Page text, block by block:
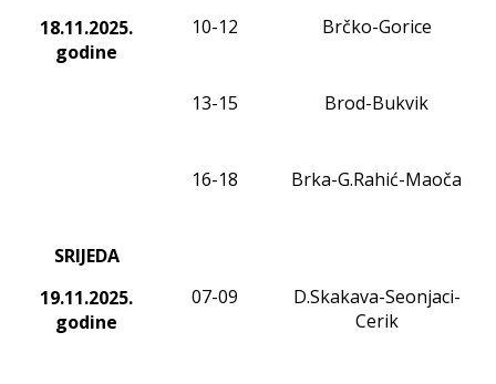
18.11.2025.
godine
10-12 Brčko-Gorice
13-15 Brod-Bukvik
16-18 Brka-G.Rahić-Maoča
SRIJEDA
19.11.2025.
godine
07-09
D.Skakava-Seonjaci-
Cerik